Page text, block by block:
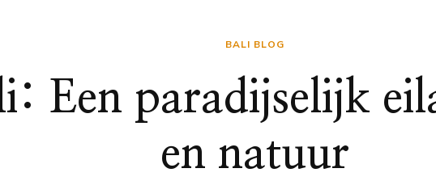
BALI BLOG
Een paradijselijk
en natuur